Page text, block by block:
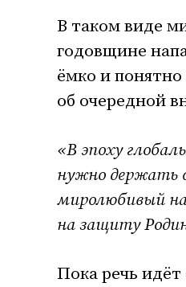
В таком виде
годовщине
ёмко и понятно
об очередной
«В эпоху
нужно держать
миролюбивый
на защиту
Пока речь